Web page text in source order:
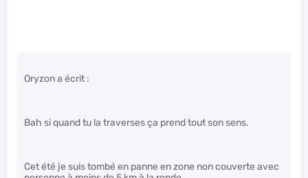
Oryzon a écrit :
Bah si quand tu la traverses ça prend tout son sens.
Cet été je suis tombé en panne en zone non couverte avec